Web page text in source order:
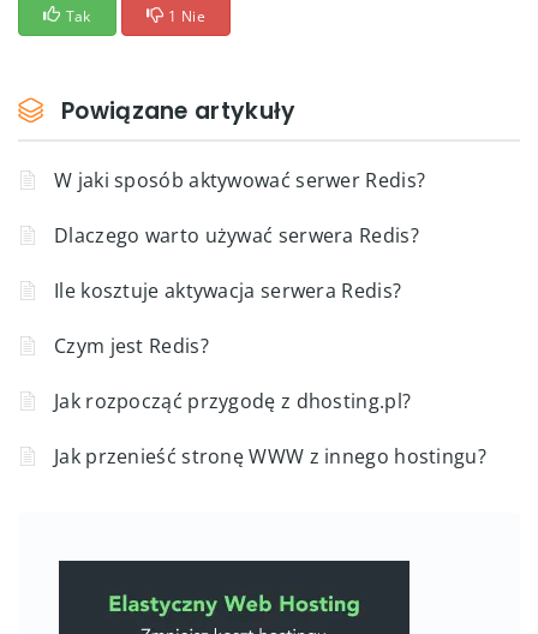
Tak 1 Nie
Powiązane artykuły
W jaki sposób aktywować serwer Redis?
Dlaczego warto używać serwera Redis?
Ile kosztuje aktywacja serwera Redis?
Czym jest Redis?
Jak rozpocząć przygodę z dhosting.pl?
Jak przenieść stronę WWW z innego hostingu?